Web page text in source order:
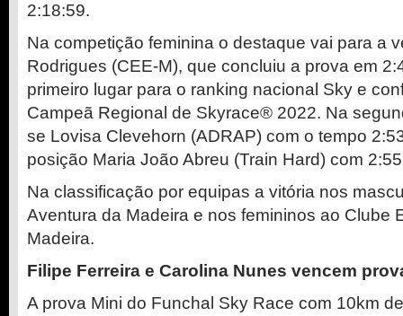
2:18:59.
Na competição feminina o destaque vai para a
Rodrigues (CEE-M), que concluiu a prova em
primeiro lugar para o ranking nacional Sky e
Campeã Regional de Skyrace® 2022. Na
se Lovisa Clevehorn (ADRAP) com o tempo
posição Maria João Abreu (Train Hard) com
Na classificação por equipas a vitória nos
Aventura da Madeira e nos femininos ao Clube
Madeira.
Filipe Ferreira e Carolina Nunes vencem
A prova Mini do Funchal Sky Race com 10km